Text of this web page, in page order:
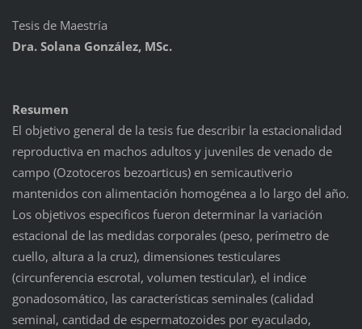
Tesis de Maestría
Dra. Solana González, MSc.
Resumen
El objetivo general de la tesis fue describir la estacionalidad
reproductiva en machos adultos y juveniles de venado de
campo (Ozotoceros bezoarticus) en semicautiverio
mantenidos con alimentación homogénea a lo largo del año.
Los objetivos especificos fueron determinar la variación
estacional de las medidas corporales (peso, perímetro de
cuello, altura a la cruz), dimensiones testiculares
(circunferencia escrotal, volumen testicular), el indice
gonadosomático, las características seminales (calidad
seminal, cantidad de espermatozoides por eyaculado,